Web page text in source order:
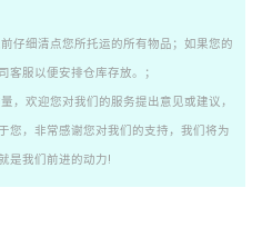
仔细清点您所托运的所有物品；如果您的
客服以便安排仓库存放。；
，欢迎您对我们的服务提出意见或建议，
您，非常感谢您对我们的支持，我们将为
是我们前进的动力!